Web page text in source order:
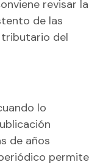
revisar la
de las
tributario del
lo
de años
permite